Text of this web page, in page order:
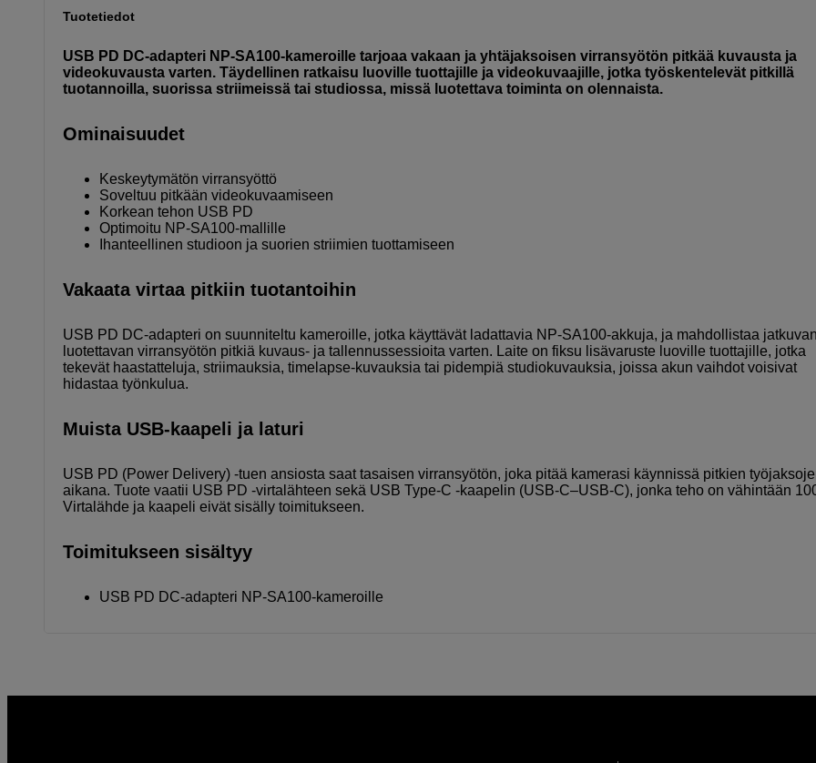
Tuotetiedot
USB PD DC-adapteri NP-SA100-kameroille tarjoaa vakaan ja yhtäjaksoisen virransyötön pitkää kuvausta ja
videokuvausta varten. Täydellinen ratkaisu luoville tuottajille ja videokuvaajille, jotka työskentelevät pitkillä
tuotannoilla, suorissa striimeissä tai studiossa, missä luotettava toiminta on olennaista.
Ominaisuudet
Keskeytymätön virransyöttö
Soveltuu pitkään videokuvaamiseen
Korkean tehon USB PD
Optimoitu NP-SA100-mallille
Ihanteellinen studioon ja suorien striimien tuottamiseen
Vakaata virtaa pitkiin tuotantoihin
USB PD DC-adapteri on suunniteltu kameroille, jotka käyttävät ladattavia NP-SA100-akkuja, ja mahdollistaa
luotettavan virransyötön pitkiä kuvaus- ja tallennussessioita varten. Laite on fiksu lisävaruste luoville tuottajille, jotka
tekevät haastatteluja, striimauksia, timelapse-kuvauksia tai pidempiä studiokuvauksia, joissa akun vaihdot voisivat
hidastaa työnkulua.
Muista USB-kaapeli ja laturi
USB PD (Power Delivery) -tuen ansiosta saat tasaisen virransyötön, joka pitää kamerasi käynnissä pitkien
aikana. Tuote vaatii USB PD -virtalähteen sekä USB Type-C -kaapelin (USB-C–USB-C), jonka teho on vähintään
Virtalähde ja kaapeli eivät sisälly toimitukseen.
Toimitukseen sisältyy
USB PD DC-adapteri NP-SA100-kameroille